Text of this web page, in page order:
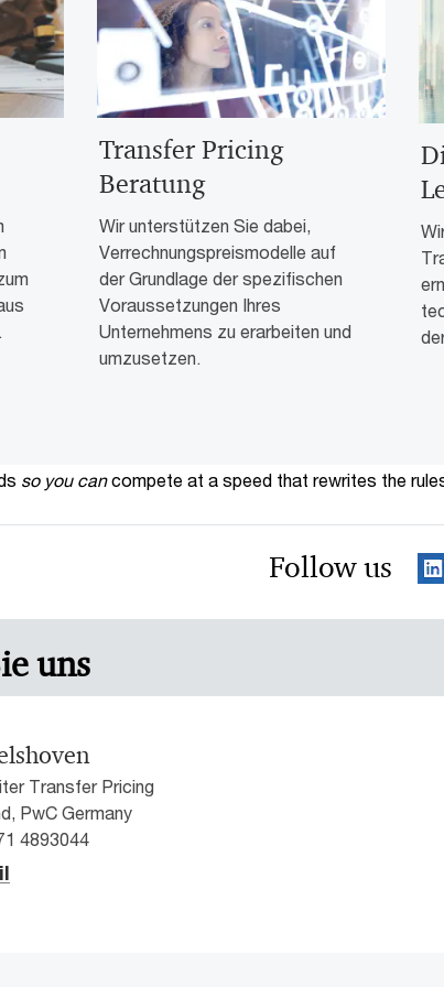
Transfer Pricing
Beratung
Wir unterstützen Sie dabei,
Verrechnungspreismodelle auf
der Grundlage der spezifischen
Voraussetzungen Ihres
Unternehmens zu erarbeiten und
umzusetzen.
so you can compete at a speed that rewrites the
Follow us
uns
Transfer Pricing
PwC Germany
4893044